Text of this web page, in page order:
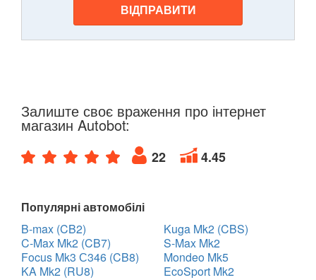
ВІДПРАВИТИ
Залиште своє враження про інтернет
магазин Autobot:
22 4.45
Популярні автомобілі
B-max (CB2)
C-Max Mk2 (CB7)
Focus Mk3 С346 (CB8)
KA Mk2 (RU8)
Kuga Mk2 (CBS)
S-Max Mk2
Mondeo Mk5
EcoSport Mk2